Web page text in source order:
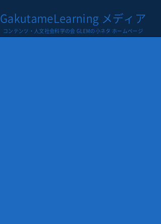
GakutameLearning メディア
コンテンツ・人文社会科学の会 GLEMの小ネタ ホームページ